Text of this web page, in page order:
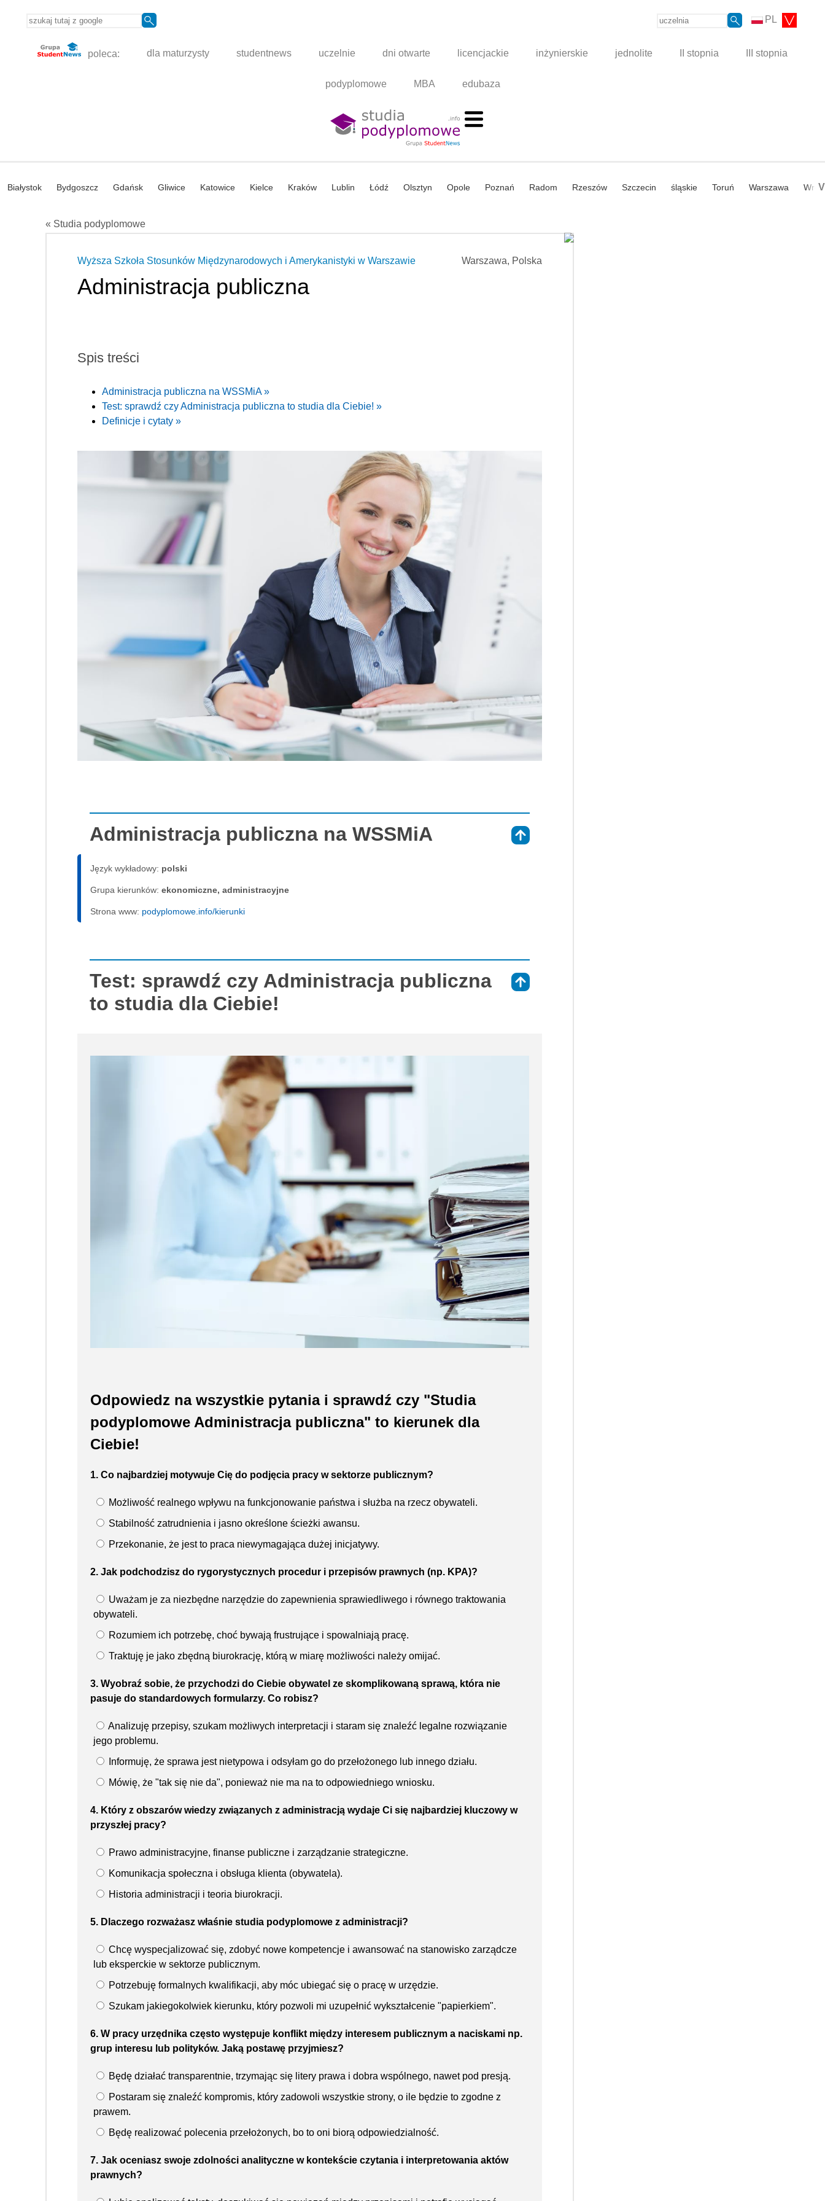
PL
poleca: dla maturzysty studentnews uczelnie dni otwarte licencjackie inżynierskie jednolite II stopnia III stopnia
podyplomowe MBA edubaza
Białystok Bydgoszcz Gdańsk Gliwice Katowice Kielce Kraków Lublin Łódź Olsztyn Opole Poznań Radom Rzeszów Szczecin śląskie Toruń Warszawa V
« Studia podyplomowe
Warszawa, Polska
Wyższa Szkoła Stosunków Międzynarodowych i Amerykanistyki w Warszawie
Administracja publiczna
Spis treści
Administracja publiczna na WSSMiA »
Test: sprawdź czy Administracja publiczna to studia dla Ciebie! »
Definicje i cytaty »
Administracja publiczna na WSSMiA
Język wykładowy: polski
Grupa kierunków: ekonomiczne, administracyjne
Strona www: podyplomowe.info/kierunki
Test: sprawdź czy Administracja publiczna
to studia dla Ciebie!
Odpowiedz na wszystkie pytania i sprawdź czy "Studia
podyplomowe Administracja publiczna" to kierunek dla
Ciebie!
1. Co najbardziej motywuje Cię do podjęcia pracy w sektorze publicznym?
Możliwość realnego wpływu na funkcjonowanie państwa i służba na rzecz obywateli.
Stabilność zatrudnienia i jasno określone ścieżki awansu.
Przekonanie, że jest to praca niewymagająca dużej inicjatywy.
2. Jak podchodzisz do rygorystycznych procedur i przepisów prawnych (np. KPA)?
Uważam je za niezbędne narzędzie do zapewnienia sprawiedliwego i równego traktowania
obywateli.
Rozumiem ich potrzebę, choć bywają frustrujące i spowalniają pracę.
Traktuję je jako zbędną biurokrację, którą w miarę możliwości należy omijać.
3. Wyobraź sobie, że przychodzi do Ciebie obywatel ze skomplikowaną sprawą, która nie
pasuje do standardowych formularzy. Co robisz?
Analizuję przepisy, szukam możliwych interpretacji i staram się znaleźć legalne rozwiązanie
jego problemu.
Informuję, że sprawa jest nietypowa i odsyłam go do przełożonego lub innego działu.
Mówię, że "tak się nie da", ponieważ nie ma na to odpowiedniego wniosku.
4. Który z obszarów wiedzy związanych z administracją wydaje Ci się najbardziej kluczowy w
przyszłej pracy?
Prawo administracyjne, finanse publiczne i zarządzanie strategiczne.
Komunikacja społeczna i obsługa klienta (obywatela).
Historia administracji i teoria biurokracji.
5. Dlaczego rozważasz właśnie studia podyplomowe z administracji?
Chcę wyspecjalizować się, zdobyć nowe kompetencje i awansować na stanowisko zarządcze
lub eksperckie w sektorze publicznym.
Potrzebuję formalnych kwalifikacji, aby móc ubiegać się o pracę w urzędzie.
Szukam jakiegokolwiek kierunku, który pozwoli mi uzupełnić wykształcenie "papierkiem".
6. W pracy urzędnika często występuje konflikt między interesem publicznym a naciskami np.
grup interesu lub polityków. Jaką postawę przyjmiesz?
Będę działać transparentnie, trzymając się litery prawa i dobra wspólnego, nawet pod presją.
Postaram się znaleźć kompromis, który zadowoli wszystkie strony, o ile będzie to zgodne z
prawem.
Będę realizować polecenia przełożonych, bo to oni biorą odpowiedzialność.
7. Jak oceniasz swoje zdolności analityczne w kontekście czytania i interpretowania aktów
prawnych?